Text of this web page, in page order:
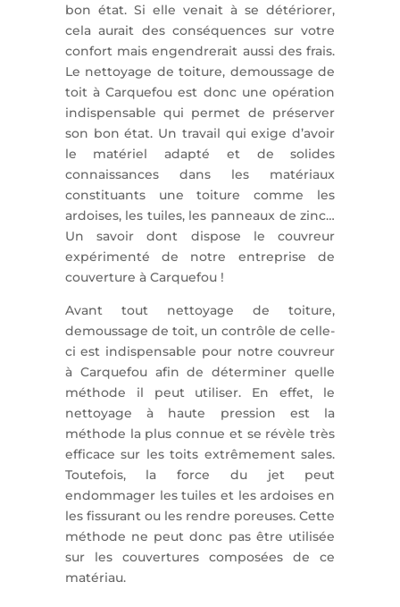
bon état. Si elle venait à se détériorer,
cela aurait des conséquences sur votre
confort mais engendrerait aussi des frais.
Le nettoyage de toiture, demoussage de
toit à Carquefou est donc une opération
indispensable qui permet de préserver
son bon état. Un travail qui exige d’avoir
le matériel adapté et de solides
connaissances dans les matériaux
constituants une toiture comme les
ardoises, les tuiles, les panneaux de zinc…
Un savoir dont dispose le couvreur
expérimenté de notre entreprise de
couverture à Carquefou !
Avant tout nettoyage de toiture,
demoussage de toit, un contrôle de celle-
ci est indispensable pour notre couvreur
à Carquefou afin de déterminer quelle
méthode il peut utiliser. En effet, le
nettoyage à haute pression est la
méthode la plus connue et se révèle très
efficace sur les toits extrêmement sales.
Toutefois, la force du jet peut
endommager les tuiles et les ardoises en
les fissurant ou les rendre poreuses. Cette
méthode ne peut donc pas être utilisée
sur les couvertures composées de ce
matériau.